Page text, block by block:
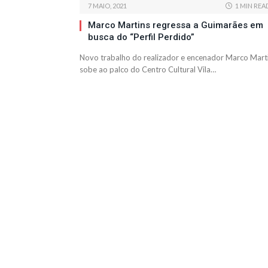
7 MAIO, 2021 1 MIN
Marco Martins regressa a Guimarães em
busca do “Perfil Perdido”
Novo trabalho do realizador e encenador Marco
sobe ao palco do Centro Cultural Vila…